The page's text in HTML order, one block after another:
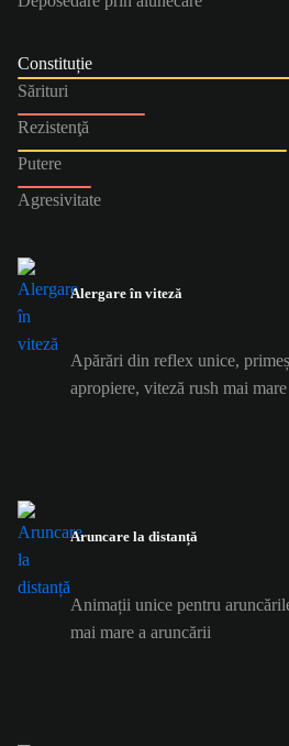
Constituție
Sărituri
Rezistenţă
Putere
Agresivitate
Alergare în viteză
Apărări din reflex unice,
apropiere, viteză rush mai mare
Aruncare la distanță
Animații unice pentru
mai mare a aruncării